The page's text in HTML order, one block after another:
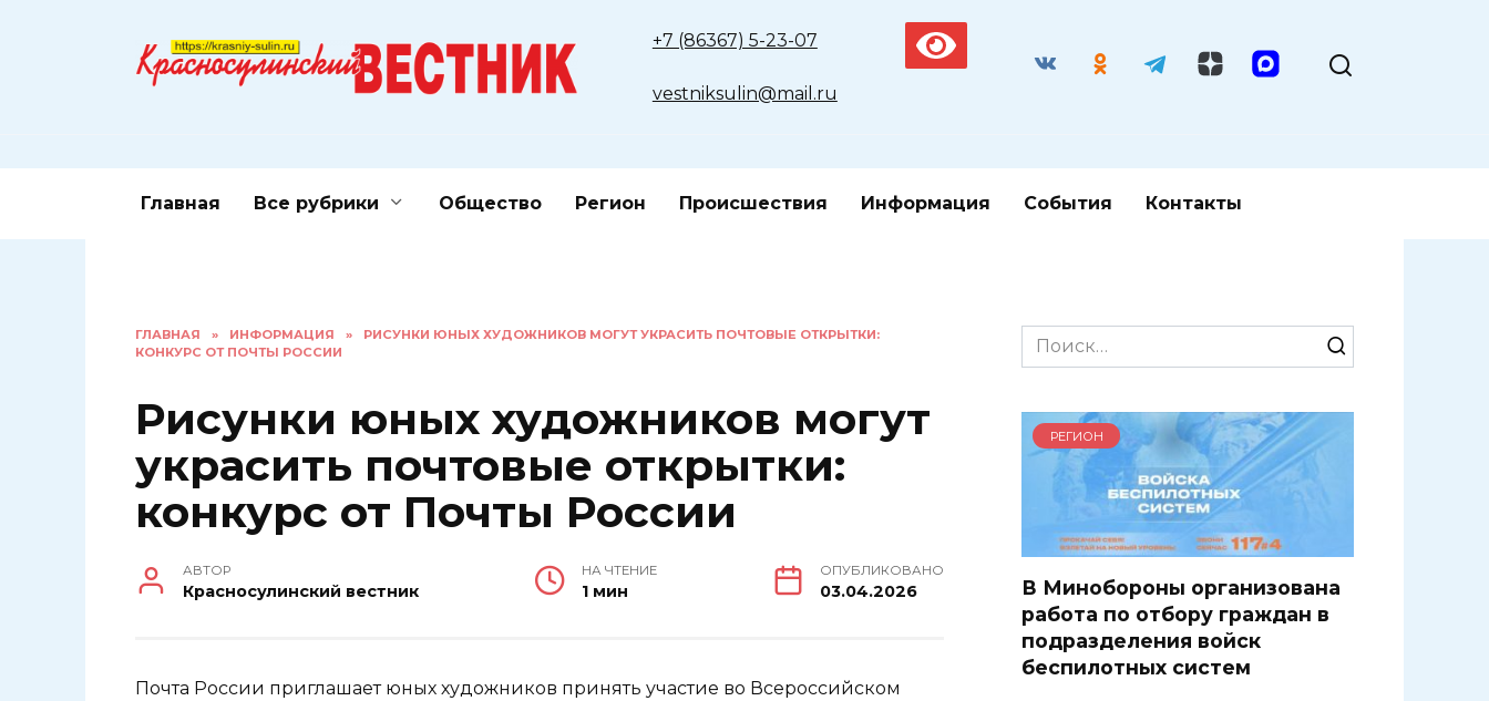
+7 (86367) 5-23-07
vestniksulin@mail.ru
Главная Все рубрики Общество Регион Происшествия Информация События Контакты
ГЛАВНАЯ » ИНФОРМАЦИЯ »
РИСУНКИ ЮНЫХ ХУДОЖНИКОВ МОГУТ УКРАСИТЬ ПОЧТОВЫЕ ОТКРЫТКИ:
КОНКУРС ОТ ПОЧТЫ РОССИИ
Рисунки юных художников могут
украсить почтовые открытки:
конкурс от Почты России
АВТОР
Красносулинский вестник
НА ЧТЕНИЕ
1 мин
ОПУБЛИКОВАНО
03.04.2026
Почта России приглашает юных художников принять участие во Всероссийском
Search
for:
РЕГИОН
В Минобороны организована
работа по отбору граждан в
подразделения войск
беспилотных систем